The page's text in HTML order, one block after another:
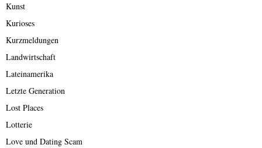
Kunst
Kurioses
Kurzmeldungen
Landwirtschaft
Lateinamerika
Letzte Generation
Lost Places
Lotterie
Love und Dating Scam